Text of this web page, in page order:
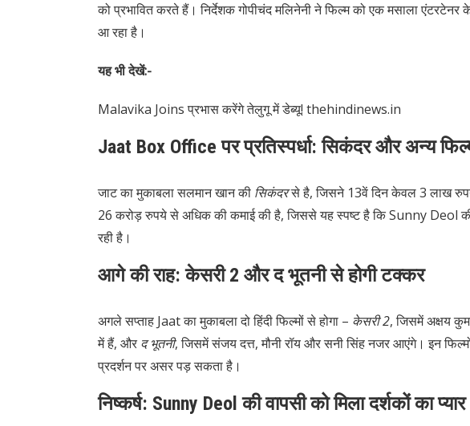
को प्रभावित करते हैं। निर्देशक गोपीचंद मलिनेनी ने फिल्म को एक मसाला
आ रहा है।
यह भी देखें:-
Malavika Joins प्रभास करेंगे तेलुगू में डेब्यू! thehindinews.in
Jaat Box Office पर प्रतिस्पर्धा: सिकंदर और अन्य
जाट का मुकाबला सलमान खान की सिकंदरसे है, जिसने 13वें दिन केवल 3 लाख
26 करोड़ रुपये से अधिक की कमाई की है, जिससे यह स्पष्ट है कि Sunny Deol
रही है।
आगे की राह: केसरी 2 और द भूतनी से होगी टक्कर
अगले सप्ताह Jaat का मुकाबला दो हिंदी फिल्मों से होगा – केसरी 2, जिसमें अक्षय
में हैं, और द भूतनी, जिसमें संजय दत्त, मौनी रॉय और सनी सिंह नजर आएंगे। इन
प्रदर्शन पर असर पड़ सकता है।
निष्कर्ष: Sunny Deol की वापसी को मिला दर्शकों का प्यार